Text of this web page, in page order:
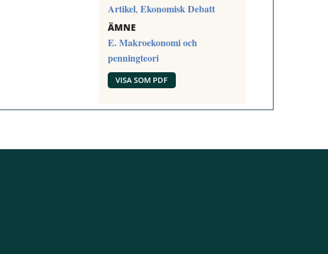
Artikel, Ekonomisk Debatt
ÄMNE
E. Makroekonomi och
penningteori
VISA SOM PDF